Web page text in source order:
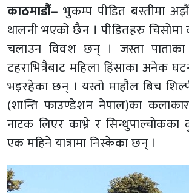
काठमाडौं– भुकम्प पीडित बस्तीमा अझैं
थालनी भएको छैन । पीडितहरु चिसोमा
चलाउन विवश छन् । जस्ता
टहराभित्रैबाट महिला हिंसाका अनेक
भइरहेका छन् । यस्तो माहौल बिच
(शान्ति फाउण्डेशन नेपाल)का
नाटक लिएर काभ्रे र सिन्धुपाल्चोकका
एक महिने यात्रामा निस्केका छन् ।